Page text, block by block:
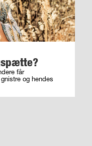
får
og hendes